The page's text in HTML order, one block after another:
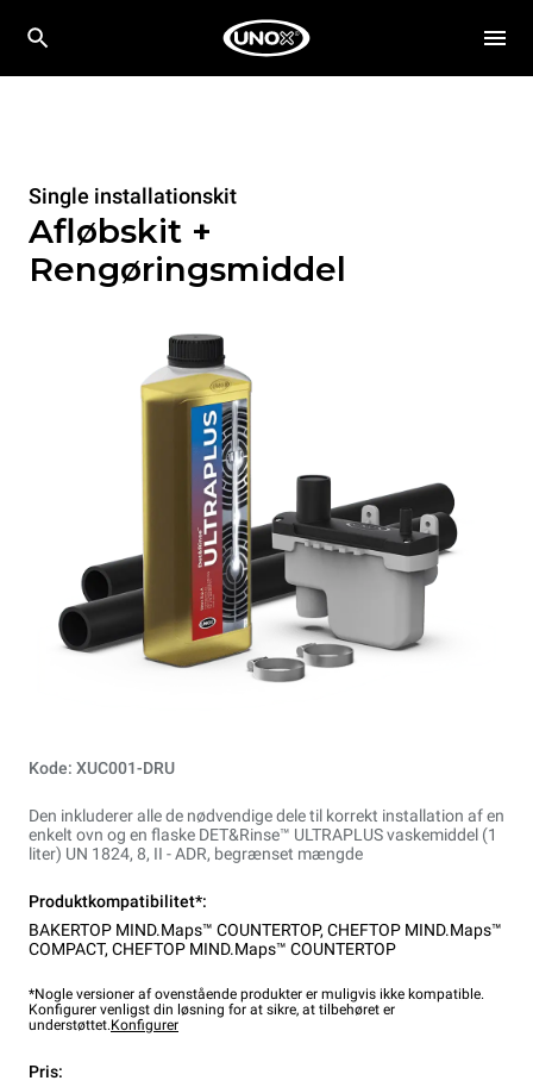
Single installationskit
Afløbskit +
Rengøringsmiddel
Kode: XUC001-DRU
Den inkluderer alle de nødvendige dele til korrekt installation af en
enkelt ovn og en flaske DET&Rinse™ ULTRAPLUS vaskemiddel (1
liter) UN 1824, 8, II - ADR, begrænset mængde
Produktkompatibilitet*:
BAKERTOP MIND.Maps™ COUNTERTOP, CHEFTOP MIND.Maps™
COMPACT, CHEFTOP MIND.Maps™ COUNTERTOP
*Nogle versioner af ovenstående produkter er muligvis ikke kompatible.
Konfigurer venligst din løsning for at sikre, at tilbehøret er
understøttet.Konfigurer
Pris: